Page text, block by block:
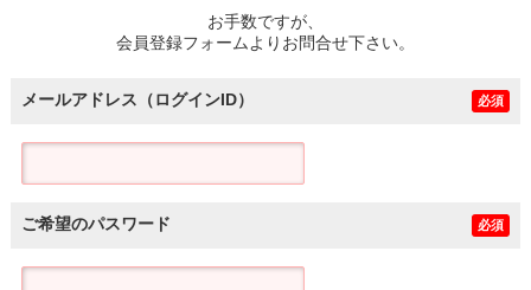
お手数ですが、
会員登録フォームよりお問合せ下さい。
メールアドレス（ログインID） 必須
ご希望のパスワード 必須